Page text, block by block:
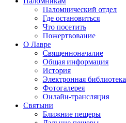
Паломнический отдел
Где остановиться
Что посетить
Пожертвование
О Лавре
Священноначалие
Общая информация
История
Электронная библиотека
Фотогалерея
Онлайн-трансляция
Святыни
Ближние пещеры